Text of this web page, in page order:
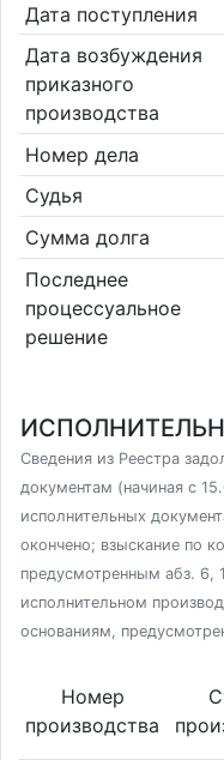
Дата поступления
Дата возбуждения
приказного
производства
Номер дела
Судья
Сумма долга
Последнее
процессуальное
решение
Сведения из Реестра
документам (начиная с
исполнительных
окончено; взыскание по
предусмотренным абз. 6,
исполнительном
основаниям,
Номер
производства